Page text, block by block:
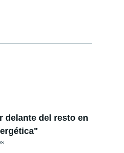
delante del resto en